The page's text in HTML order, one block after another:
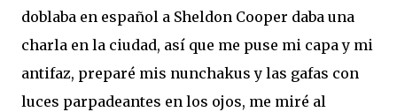
doblaba en español a Sheldon Cooper daba una
charla en la ciudad, así que me puse mi capa y mi
antifaz, preparé mis nunchakus y las gafas con
luces parpadeantes en los ojos, me miré al